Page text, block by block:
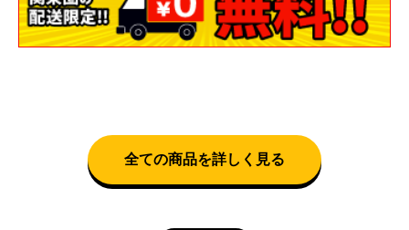
全ての商品を詳しく見る